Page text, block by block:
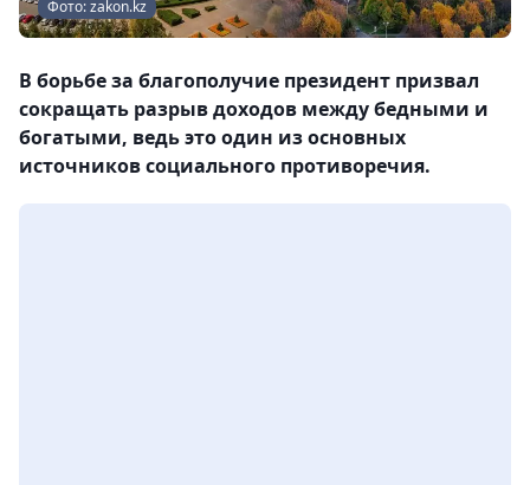
Фото: zakon.kz
В борьбе за благополучие президент призвал
сокращать разрыв доходов между бедными и
богатыми, ведь это один из основных
источников социального противоречия.